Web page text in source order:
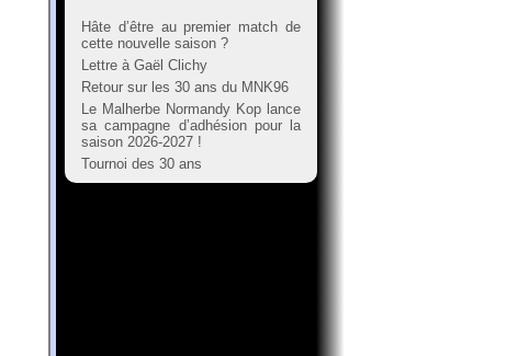
Hâte d’être au premier match de
cette nouvelle saison ?
Lettre à Gaël Clichy
Retour sur les 30 ans du MNK96
Le Malherbe Normandy Kop lance
sa campagne d’adhésion pour la
saison 2026-2027 !
Tournoi des 30 ans